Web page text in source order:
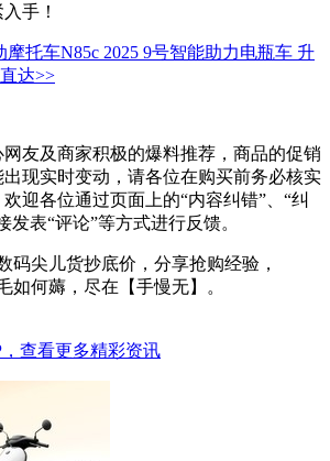
手！
摩托车N85c 2025 9号智能助力电瓶车 升
达>>
友及商家积极的爆料推荐，商品的促销
现实时变动，请各位在购买前务必核实
迎各位通过页面上的“内容纠错”、“纠
发表“评论”等方式进行反馈。
码尖儿货抄底价，分享抢购经验，
如何薅，尽在【手慢无】。
查看更多精彩资讯